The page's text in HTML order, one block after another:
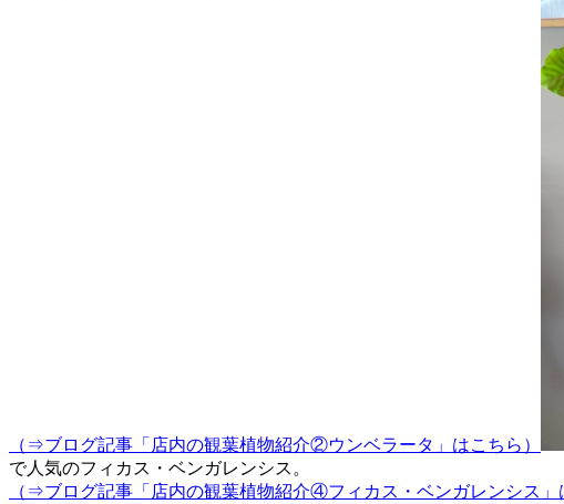
（⇒ブログ記事「店内の観葉植物紹介②ウンベラータ」はこちら）
で人気のフィカス・ベンガレンシス。
（⇒ブログ記事「店内の観葉植物紹介④フィカス・ベンガレンシス」